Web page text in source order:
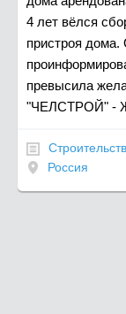
4 лет вёлся
пристроя
превысила
"ЧЕЛСТРОЙ" -
Россия